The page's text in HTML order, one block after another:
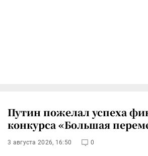
Путин пожелал успеха
конкурса «Большая
3 августа 2026, 16:50 0